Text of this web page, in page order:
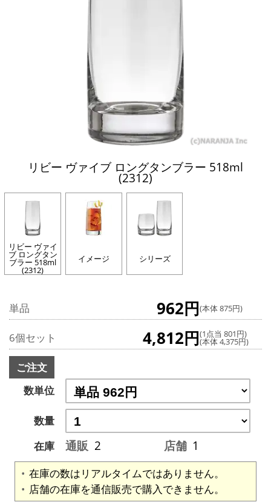
リビー ヴァイブ ロングタンブラー 518ml
(2312)
リビー ヴァイ
ブ ロングタン
ブラー 518ml
(2312)
イメージ シリーズ
単品 962円(本体 875円)
6個セット 4,812円(1点当 801円)
(本体 4,375円)
ご注文
数単位
数量
在庫
通販 2 店舗 1
在庫の数はリアルタイムではありません。
店舗の在庫を通信販売で購入できません。